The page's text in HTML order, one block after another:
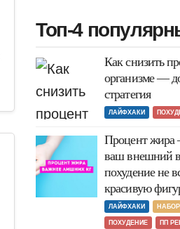
Топ-4
Как снизить
организме —
стратегия
ЛАЙФХАКИ
Процент жира
ваш внешний
похудение не
красивую
ЛАЙФХАКИ
ПОХУДЕНИЕ ПП